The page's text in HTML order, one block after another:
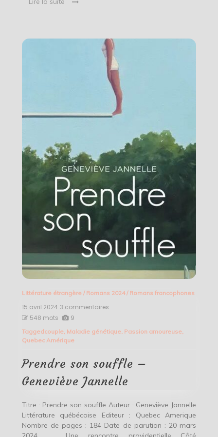
Littérature étrangère/ Romans 2024/ Romans francophones
15 avril 2024 3 commentaires
souffle
Jannelle
548 mots 9
Taggedcouple, Maladie génétique, Passion amoureuse,
Quebec Amérique
Prendre son souffle –
Geneviève Jannelle
Titre : Prendre son souffle Auteur : Geneviève Jannelle
Littérature québécoise Editeur : Quebec Amerique
Nombre de pages : 184 Date de parution : 20 mars